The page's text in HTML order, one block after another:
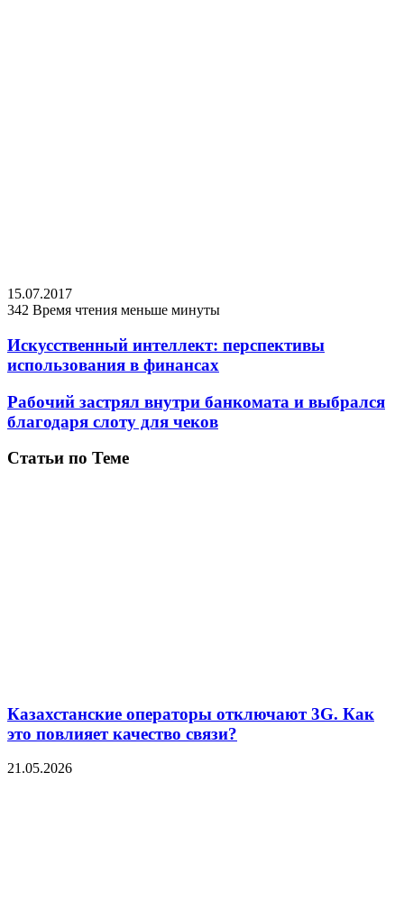
15.07.2017
342 Время чтения меньше минуты
Искусственный интеллект: перспективы
использования в финансах
Рабочий застрял внутри банкомата и выбрался
благодаря слоту для чеков
Статьи по Теме
Казахстанские операторы отключают 3G. Как
это повлияет качество связи?
21.05.2026